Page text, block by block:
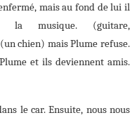
mais au fond de lui il
musique. (guitare,
chien) mais Plume refuse.
et ils deviennent amis.
le car. Ensuite, nous nous